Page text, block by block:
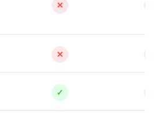
✕
✕
✓